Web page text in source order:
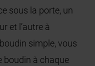
sous la porte, un
et l’autre à
simple, vous
boudin à chaque